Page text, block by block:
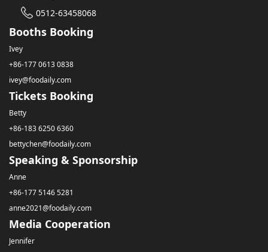
0512-63458068
Booths Booking
Ivey
+86-177 0613 0838
ivey@foodaily.com
Tickets Booking
Betty
+86-183 6250 6360
bettychen@foodaily.com
Speaking & Sponsorship
Anne
+86-177 5146 5281
anne2021@foodaily.com
Media Cooperation
Jennifer